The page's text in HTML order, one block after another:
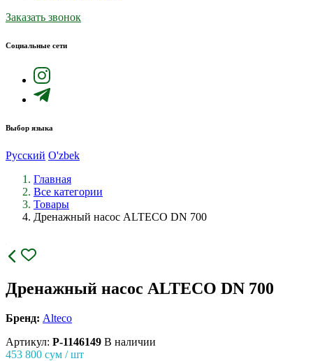
Заказать звонок
Социальные сети
Выбор языка
Русский O'zbek
Главная
Все категории
Товары
Дренажный насос ALTECO DN 700
Дренажный насос ALTECO DN 700
Бренд: Alteco
Артикул: P-1146149 В наличии
453 800 сум / шт